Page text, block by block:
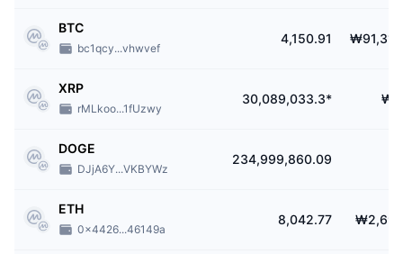
BTC
bc1qcy...vhwvef
4,150.91
XRP
rMLkoo...1fUzwy
30,089,033.3*
DOGE
DJjA6Y...VKBYWz
234,999,860.09
ETH
0x4426...46149a
8,042.77